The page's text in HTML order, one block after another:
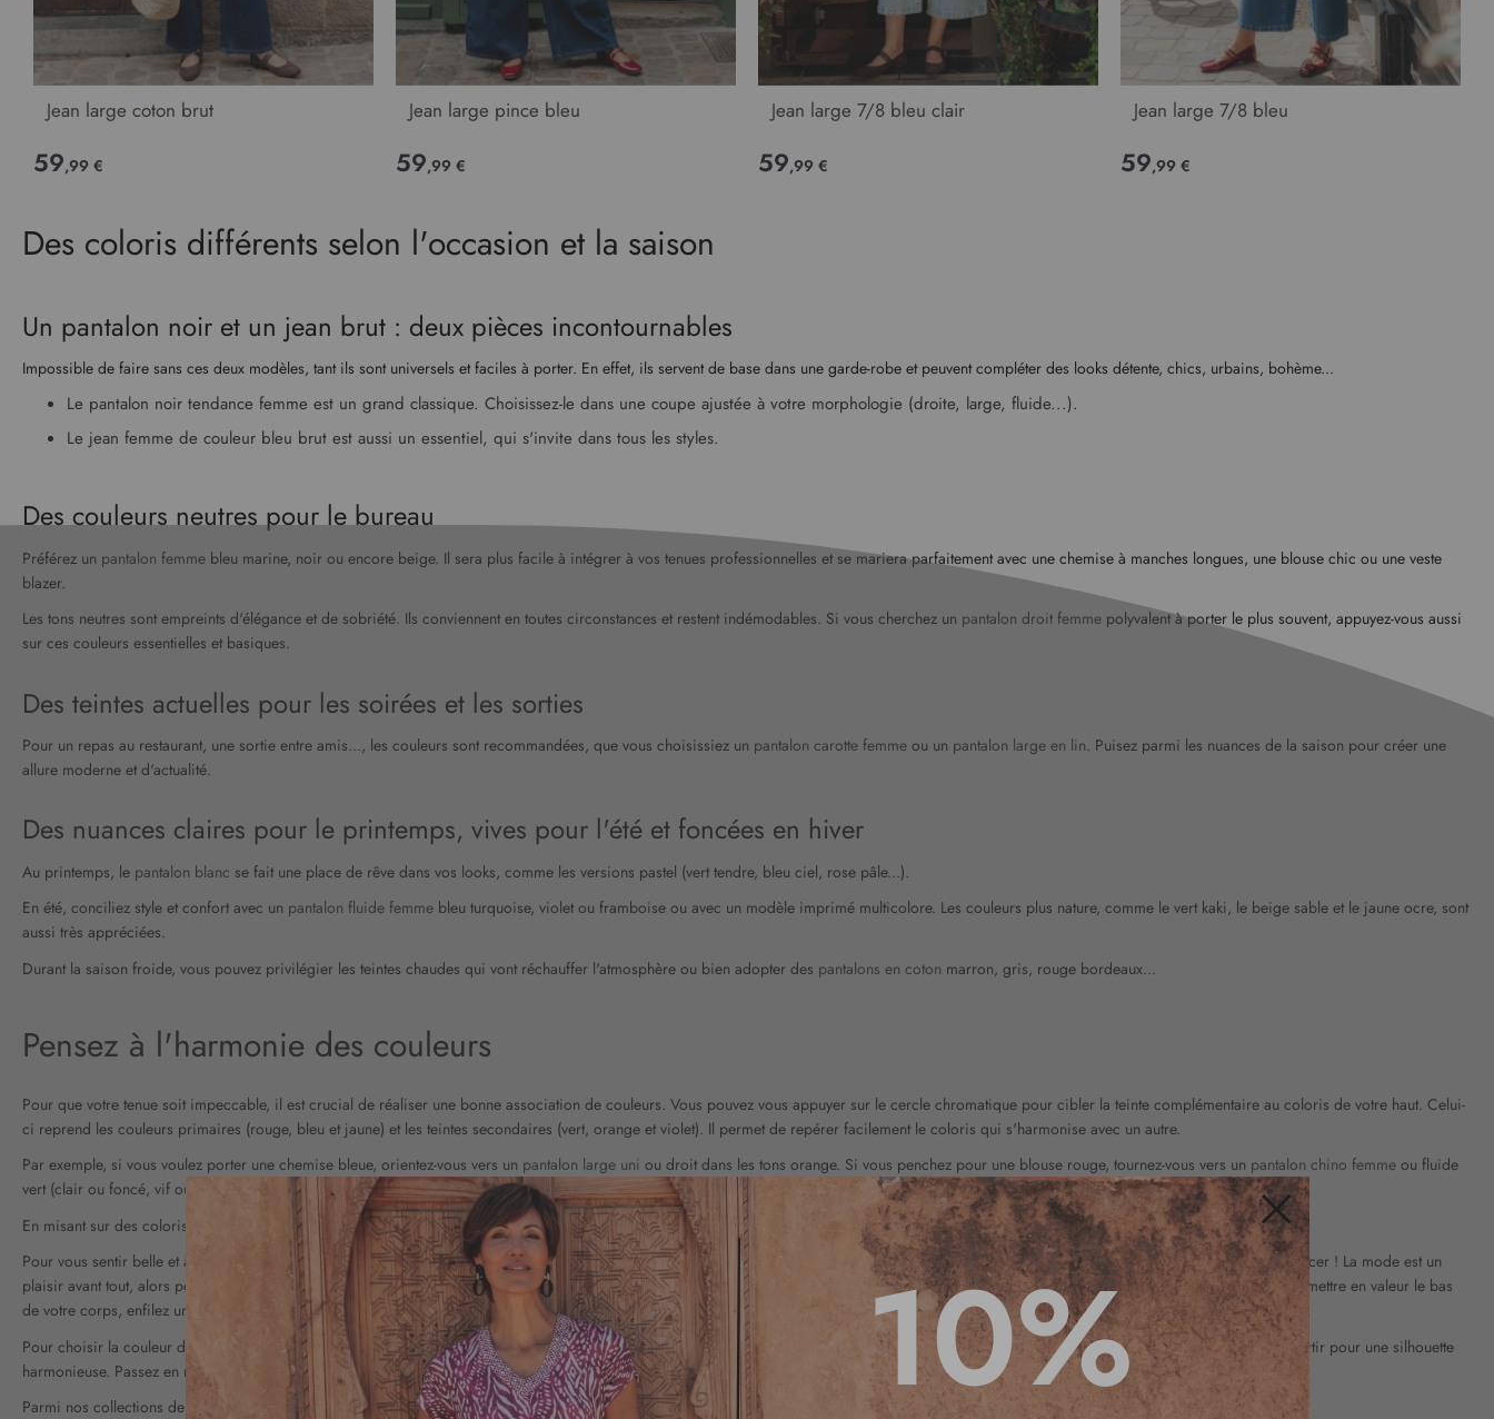
Jean large coton brut
59,99 €
Jean large pince bleu
59,99 €
Jean large 7/8 bleu clair
59,99 €
Jean large 7/8 bleu
59,99 €
Des coloris différents selon l'occasion et la saison
Un pantalon noir et un jean brut : deux pièces incontournables
Impossible de faire sans ces deux modèles, tant ils sont universels et faciles à porter. En effet, ils servent de base dans une garde-robe et peuvent compléter des looks détente, chics, urbains, bohème...
Le pantalon noir tendance femme est un grand classique. Choisissez-le dans une coupe ajustée à votre morphologie (droite, large, fluide...).
Le jean femme de couleur bleu brut est aussi un essentiel, qui s'invite dans tous les styles.
Des couleurs neutres pour le bureau
Préférez un pantalon femme bleu marine, noir ou encore beige. Il sera plus facile à intégrer à vos tenues professionnelles et se mariera parfaitement avec une chemise à manches longues, une blouse chic ou une veste
blazer.
Les tons neutres sont empreints d'élégance et de sobriété. Ils conviennent en toutes circonstances et restent indémodables. Si vous cherchez un pantalon droit femme polyvalent à porter le plus souvent, appuyez-vous aussi
sur ces couleurs essentielles et basiques.
Des teintes actuelles pour les soirées et les sorties
Pour un repas au restaurant, une sortie entre amis..., les couleurs sont recommandées, que vous choisissiez un pantalon carotte femme ou un pantalon large en lin. Puisez parmi les nuances de la saison pour créer une
allure moderne et d'actualité.
Des nuances claires pour le printemps, vives pour l'été et foncées en hiver
Au printemps, le pantalon blanc se fait une place de rêve dans vos looks, comme les versions pastel (vert tendre, bleu ciel, rose pâle...).
En été, conciliez style et confort avec un pantalon fluide femme bleu turquoise, violet ou framboise ou avec un modèle imprimé multicolore. Les couleurs plus nature, comme le vert kaki, le beige sable et le jaune ocre, sont
aussi très appréciées.
Durant la saison froide, vous pouvez privilégier les teintes chaudes qui vont réchauffer l'atmosphère ou bien adopter des pantalons en coton marron, gris, rouge bordeaux...
Pensez à l'harmonie des couleurs
Pour que votre tenue soit impeccable, il est crucial de réaliser une bonne association de couleurs. Vous pouvez vous appuyer sur le cercle chromatique pour cibler la teinte complémentaire au coloris de votre haut. Celui-
ci reprend les couleurs primaires (rouge, bleu et jaune) et les teintes secondaires (vert, orange et violet). Il permet de repérer facilement le coloris qui s'harmonise avec un autre.
Par exemple, si vous voulez porter une chemise bleue, orientez-vous vers un pantalon large uni ou droit dans les tons orange. Si vous penchez pour une blouse rouge, tournez-vous vers un pantalon chino femme ou fluide
vert (clair ou foncé, vif ou pastel...).
En misant sur des coloris complémentaires, vous créez un effet esthétique et équilibré.
Pour vous sentir belle et à l'aise, il est important aussi de sélectionner des teintes selon votre style personnel et vos envies. Si vous n'aimez pas les couleurs tendance de la saison, inutile de vous forcer ! La mode est un
plaisir avant tout, alors portez les nuances qui vous font vibrer. De même, si vous souhaitez affiner votre silhouette, il est préférable d'opter pour des couleurs sombres. Au contraire, si vous voulez mettre en valeur le bas
de votre corps, enfilez un
pantalon cigarette femme
par exemple dans un ton vif.
Pour choisir la couleur de votre pantalon, il convient de prendre en considération l'occasion visée et la saison. Il est essentiel aussi de bien combiner les teintes entre le haut et le bas et de les assortir pour une silhouette
harmonieuse. Passez en revue notre
nouvelle collection de pantalons femmepour trouver vos futures pièces fétiches.
Parmi nos collections de vêtements femme, prenez le temps de découvrir :
Fermer
10%